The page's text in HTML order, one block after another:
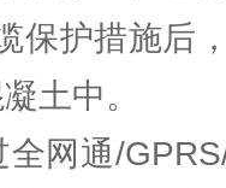
保护措施后
土中。
通/GPRS/